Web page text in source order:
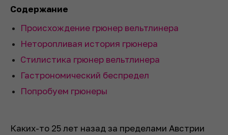
Содержание
Происхождение грюнер вельтлинера
Неторопливая история грюнера
Стилистика грюнер вельтлинера
Гастрономический беспредел
Попробуем грюнеры
Каких-то 25 лет назад за пределами Австрии